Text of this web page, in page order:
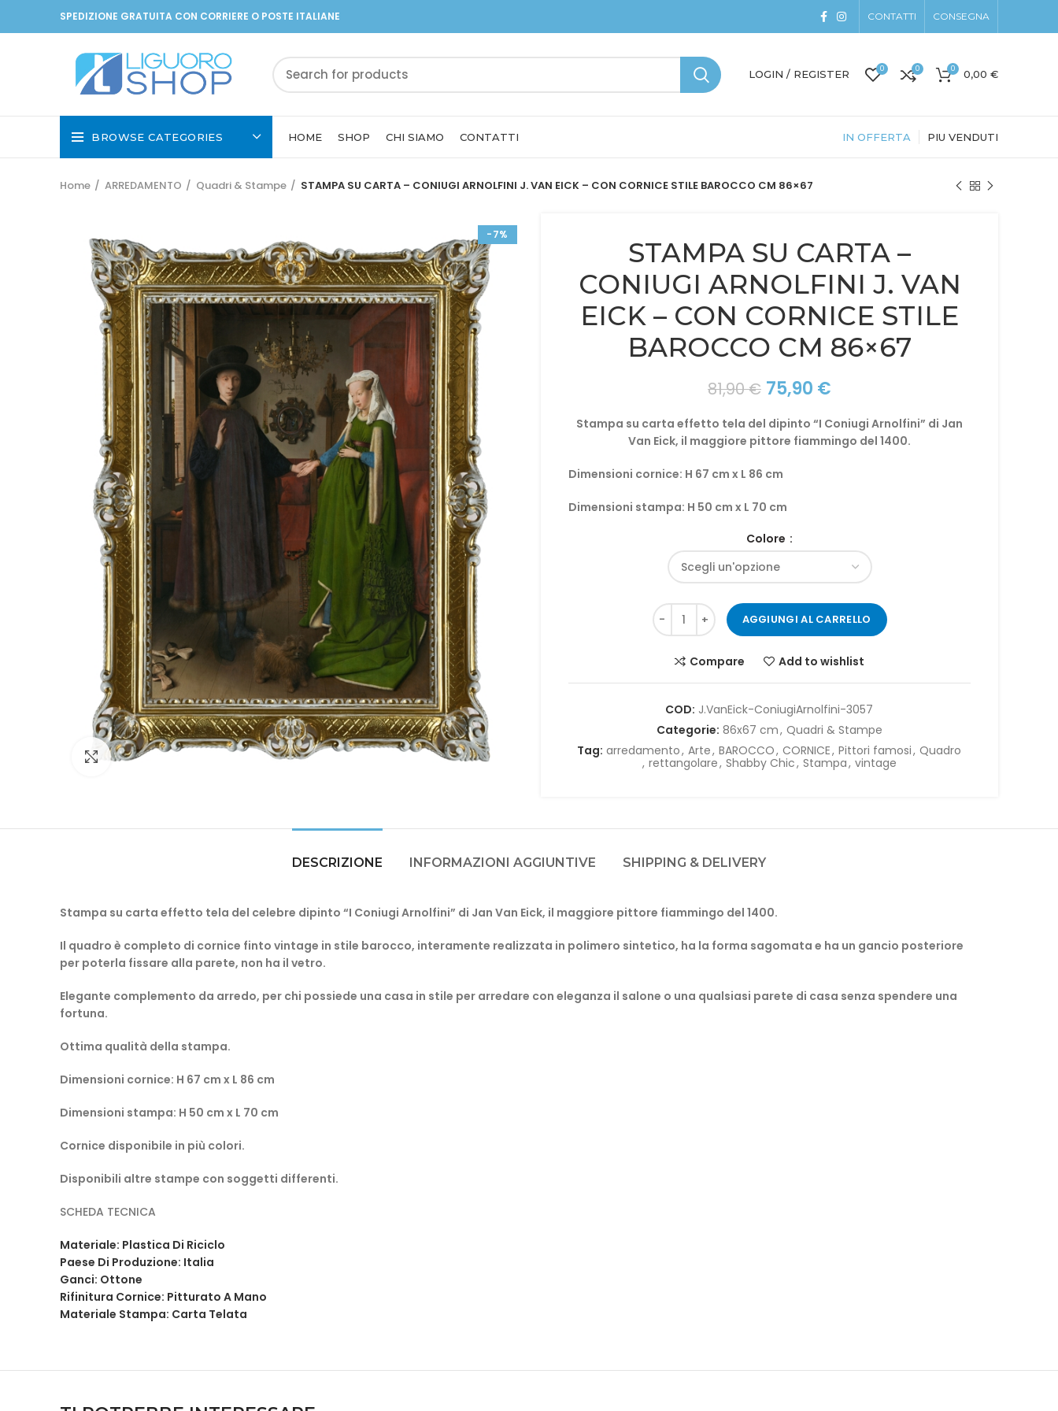
SPEDIZIONE GRATUITA CON CORRIERE O POSTE ITALIANE CONTATTI CONSEGNA
LOGIN / REGISTER 0 0 0 0,00 €
BROWSE CATEGORIES HOME SHOP CHI SIAMO CONTATTI IN OFFERTA PIU VENDUTI
Home ARREDAMENTO Quadri & Stampe STAMPA SU CARTA – CONIUGI ARNOLFINI J. VAN EICK – CON CORNICE STILE BAROCCO CM 86×67
-7%
Click to enlarge
STAMPA SU CARTA –
CONIUGI ARNOLFINI J. VAN
EICK – CON CORNICE STILE
BAROCCO CM 86×67
81,90€ Il
originale
era:
81,90 €.
75,90 €
attuale
è:
Stampa su carta effetto tela del dipinto “I Coniugi Arnolfini” di Jan
Van Eick, il maggiore pittore fiammingo del 1400.
Dimensioni cornice: H 67 cm x L 86 cm
Dimensioni stampa: H 50 cm x L 70 cm
Colore
AGGIUNGI AL CARRELLO
Compare Add to wishlist
COD: J.VanEick-ConiugiArnolfini-3057
Categorie: 86x67 cm, Quadri & Stampe
Tag: arredamento, Arte, BAROCCO, CORNICE, Pittori famosi, Quadro
, rettangolare, Shabby Chic, Stampa, vintage
DESCRIZIONE INFORMAZIONI AGGIUNTIVE SHIPPING & DELIVERY
Stampa su carta effetto tela del celebre dipinto “I Coniugi Arnolfini” di Jan Van Eick, il maggiore pittore fiammingo del 1400.
Il quadro è completo di cornice finto vintage in stile barocco, interamente realizzata in polimero sintetico, ha la forma sagomata e ha un gancio posteriore
per poterla fissare alla parete, non ha il vetro.
Elegante complemento da arredo, per chi possiede una casa in stile per arredare con eleganza il salone o una qualsiasi parete di casa senza spendere una
fortuna.
Ottima qualità della stampa.
Dimensioni cornice: H 67 cm x L 86 cm
Dimensioni stampa: H 50 cm x L 70 cm
Cornice disponibile in più colori.
Disponibili altre stampe con soggetti differenti.
SCHEDA TECNICA
Materiale: Plastica Di Riciclo
Paese Di Produzione: Italia
Ganci: Ottone
Rifinitura Cornice: Pitturato A Mano
Materiale Stampa: Carta Telata